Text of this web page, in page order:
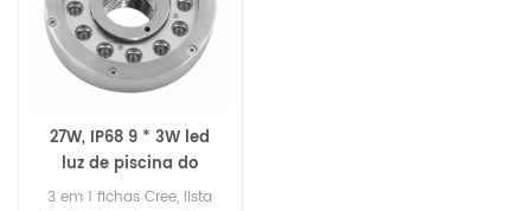
27W, IP68 9 * 3W led
luz de piscina do
chafariz
3 em 1 fichas Cree, lista